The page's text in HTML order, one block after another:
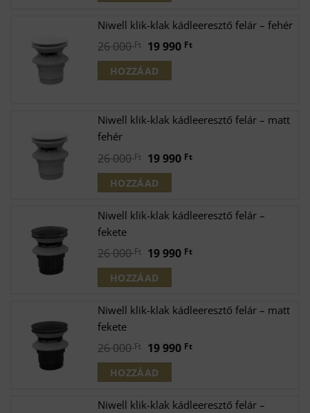
Niwell klik-klak kádleeresztő felár – fehér
26 000Ft Original
price
was:
000 Ft.
19 990 FtCurrent
990 Ft.
HOZZÁAD
Niwell klik-klak kádleeresztő felár – matt
fehér
26 000Ft Original
price
was:
26
19 990 FtCurrent
19
HOZZÁAD
Niwell klik-klak kádleeresztő felár –
fekete
26 000Ft Original
price
was:
26
19 990 FtCurrent
19
HOZZÁAD
Niwell klik-klak kádleeresztő felár – matt
fekete
26 000Ft Original
price
was:
26
19 990 FtCurrent
19
HOZZÁAD
Niwell klik-klak kádleeresztő felár –